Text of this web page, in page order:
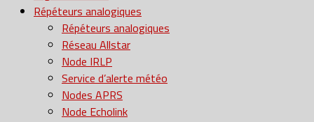
Répéteurs analogiques
Répéteurs analogiques
Réseau Allstar
Node IRLP
Service d’alerte météo
Nodes APRS
Node Echolink